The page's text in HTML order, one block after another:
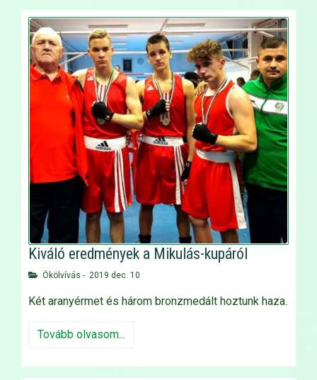
Kiváló eredmények a Mikulás-kupáról
Ökölvívás - 2019 dec. 10
Két aranyérmet és három bronzmedált hoztunk haza.
Tovább olvasom...